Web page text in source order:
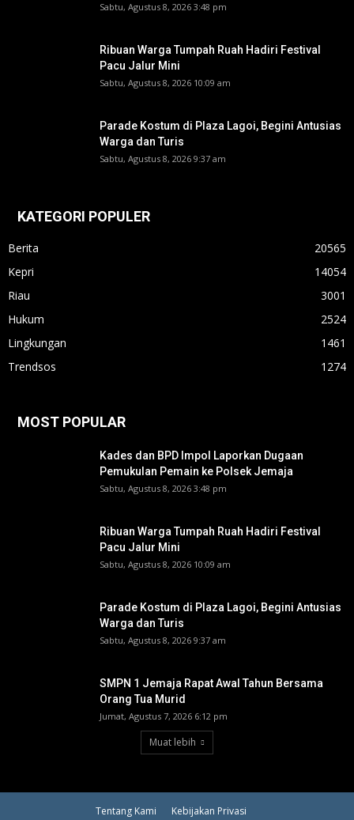
Sabtu, Agustus 8, 2026 3:48 pm
Ribuan Warga Tumpah Ruah Hadiri Festival
Pacu Jalur Mini
Sabtu, Agustus 8, 2026 10:09 am
Parade Kostum di Plaza Lagoi, Begini Antusias
Warga dan Turis
Sabtu, Agustus 8, 2026 9:37 am
KATEGORI POPULER
Berita
20565
Kepri
14054
Riau
3001
Hukum
2524
Lingkungan
1461
Trendsos
1274
MOST POPULAR
Kades dan BPD Impol Laporkan Dugaan
Pemukulan Pemain ke Polsek Jemaja
Sabtu, Agustus 8, 2026 3:48 pm
Ribuan Warga Tumpah Ruah Hadiri Festival
Pacu Jalur Mini
Sabtu, Agustus 8, 2026 10:09 am
Parade Kostum di Plaza Lagoi, Begini Antusias
Warga dan Turis
Sabtu, Agustus 8, 2026 9:37 am
SMPN 1 Jemaja Rapat Awal Tahun Bersama
Orang Tua Murid ‎
Jumat, Agustus 7, 2026 6:12 pm
Muat lebih
Tentang Kami
Kebijakan Privasi